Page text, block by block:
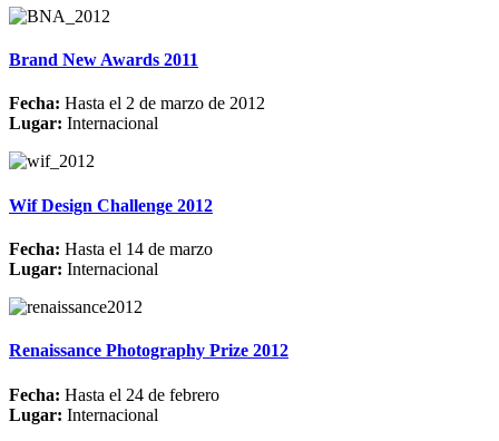
Brand New Awards 2011
Fecha: Hasta el 2 de marzo de 2012
Lugar: Internacional
Wif Design Challenge 2012
Fecha: Hasta el 14 de marzo
Lugar: Internacional
Renaissance Photography Prize 2012
Fecha: Hasta el 24 de febrero
Lugar: Internacional